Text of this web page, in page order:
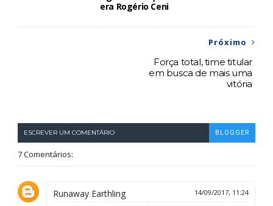
era Rogério Ceni
Próximo
Força total, time titular
em busca de mais uma
vitória
ESCREVER UM COMENTÁRIO BLOGGER
7 Comentários:
Runaway Earthling 14/09/2017, 11:24